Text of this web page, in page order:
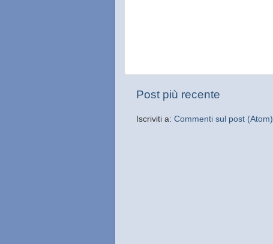
Post più recente
Iscriviti a: Commenti sul post (Atom)